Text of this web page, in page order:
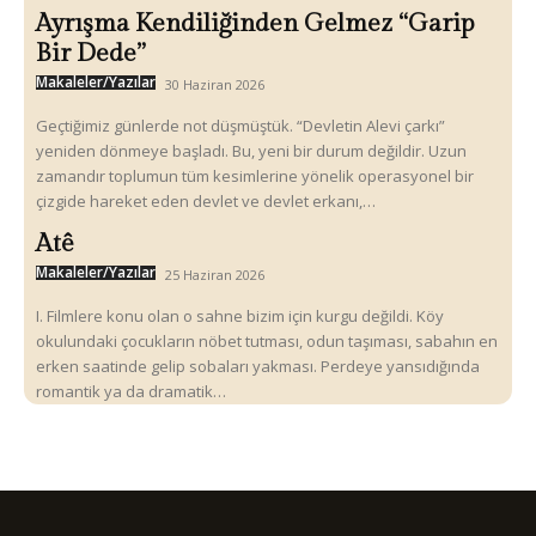
Ayrışma Kendiliğinden Gelmez “Garip
Bir Dede”
Makaleler/Yazılar 30 Haziran 2026
Geçtiğimiz günlerde not düşmüştük. “Devletin Alevi çarkı”
yeniden dönmeye başladı. Bu, yeni bir durum değildir. Uzun
zamandır toplumun tüm kesimlerine yönelik operasyonel bir
çizgide hareket eden devlet ve devlet erkanı,…
Atê
Makaleler/Yazılar 25 Haziran 2026
I. Filmlere konu olan o sahne bizim için kurgu değildi. Köy
okulundaki çocukların nöbet tutması, odun taşıması, sabahın en
erken saatinde gelip sobaları yakması. Perdeye yansıdığında
romantik ya da dramatik…